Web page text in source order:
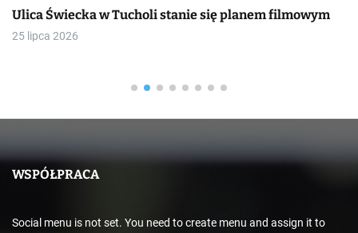
Ulica Świecka w Tucholi stanie się planem filmowym
25 lipca 2026
WSPÓŁPRACA
Social menu is not set. You need to create menu and assign it to